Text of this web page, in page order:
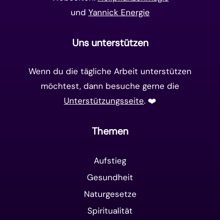
und Yannick Energie
Uns unterstützen
Wenn du die tägliche Arbeit unterstützen
möchtest, dann besuche gerne die
Unterstützungsseite. ❤️️
Themen
Aufstieg
Gesundheit
Naturgesetze
Spiritualität